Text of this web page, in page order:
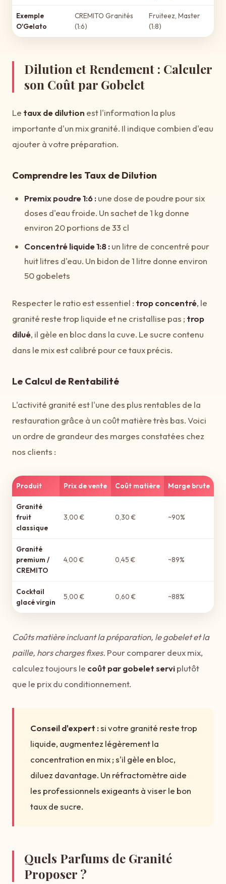
Exemple
O'Gelato
CREMITO Granités
(1:6)
Fruiteez, Master
(1:8)
Dilution et Rendement : Calculer
son Coût par Gobelet
Le taux de dilution est l'information la plus
importante d'un mix granité. Il indique combien d'eau
ajouter à votre préparation.
Comprendre les Taux de Dilution
Premix poudre 1:6 :une dose de poudre pour six
doses d'eau froide. Un sachet de 1 kg donne
environ 20 portions de 33 cl
Concentré liquide 1:8 :un litre de concentré pour
huit litres d'eau. Un bidon de 1 litre donne environ
50 gobelets
Respecter le ratio est essentiel : trop concentré, le
granité reste trop liquide et ne cristallise pas ; trop
dilué, il gèle en bloc dans la cuve. Le sucre contenu
dans le mix est calibré pour ce taux précis.
Le Calcul de Rentabilité
L'activité granité est l'une des plus rentables de la
restauration grâce à un coût matière très bas. Voici
un ordre de grandeur des marges constatées chez
nos clients :
Produit Prix de vente Coût matière Marge brute
Granité
fruit
classique
3,00 € 0,30 € ~90%
Granité
premium /
CREMITO
4,00 € 0,45 € ~89%
Cocktail
glacé virgin
5,00 € 0,60 € ~88%
Coûts matière incluant la préparation, le gobelet et la
paille, hors charges fixes. Pour comparer deux mix,
calculez toujours le coût par gobelet serviplutôt
que le prix du conditionnement.
Conseil d'expert :si votre granité reste trop
liquide, augmentez légèrement la
concentration en mix ; s'il gèle en bloc,
diluez davantage. Un réfractomètre aide
les professionnels exigeants à viser le bon
taux de sucre.
Quels Parfums de Granité
Proposer ?